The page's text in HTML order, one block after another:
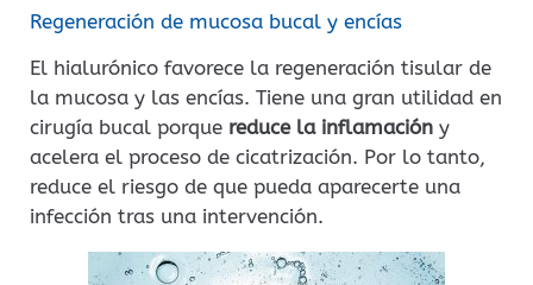
Regeneración de mucosa bucal y encías
El hialurónico favorece la regeneración tisular de
la mucosa y las encías. Tiene una gran utilidad en
cirugía bucal porque reduce la inflamación y
acelera el proceso de cicatrización. Por lo tanto,
reduce el riesgo de que pueda aparecerte una
infección tras una intervención.